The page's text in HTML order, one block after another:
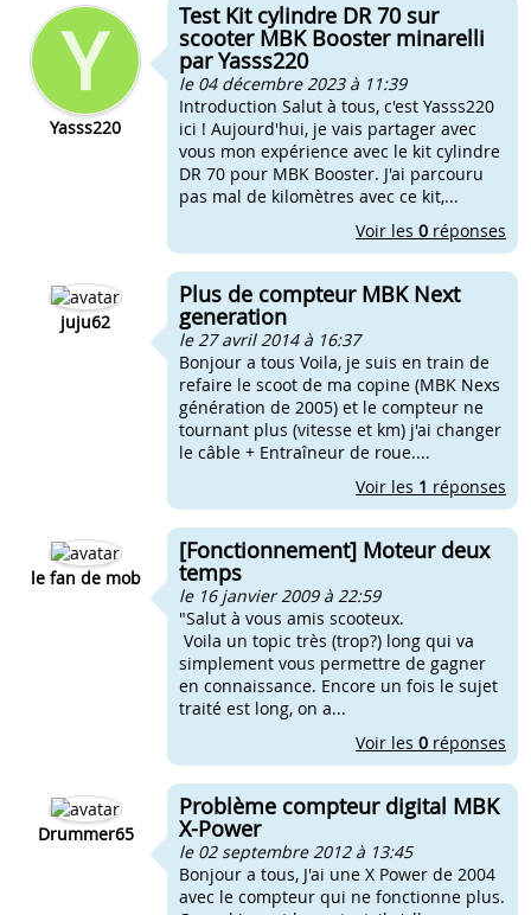
Yasss220
Test Kit cylindre DR 70 sur
scooter MBK Booster minarelli
par Yasss220
le 04 décembre 2023 à 11:39
Introduction Salut à tous, c'est Yasss220
ici ! Aujourd'hui, je vais partager avec
vous mon expérience avec le kit cylindre
DR 70 pour MBK Booster. J'ai parcouru
pas mal de kilomètres avec ce kit,...
Voir les 0 réponses
juju62
Plus de compteur MBK Next
generation
le 27 avril 2014 à 16:37
Bonjour a tous Voila, je suis en train de
refaire le scoot de ma copine (MBK Nexs
génération de 2005) et le compteur ne
tournant plus (vitesse et km) j'ai changer
le câble + Entraîneur de roue....
Voir les 1 réponses
le fan de mob
[Fonctionnement] Moteur deux
temps
le 16 janvier 2009 à 22:59
"Salut à vous amis scooteux.
Voila un topic très (trop?) long qui va
simplement vous permettre de gagner
en connaissance. Encore un fois le sujet
traité est long, on a...
Voir les 0 réponses
Drummer65
Problème compteur digital MBK
X-Power
le 02 septembre 2012 à 13:45
Bonjour a tous, J'ai une X Power de 2004
avec le compteur qui ne fonctionne plus.